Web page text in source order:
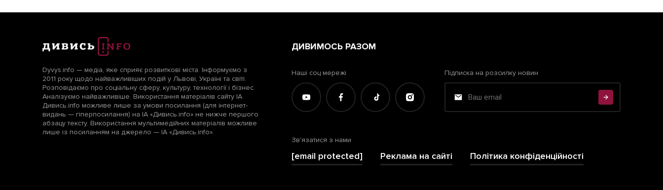
Dyvys.info — медіа, яке сприяє розвиткові міста. Інформуємо з
2011 року щодо найважливіших подій у Львові, Україні та світі.
Розповідаємо про соціальну сферу, культуру, технології і бізнес.
Аналізуємо найважливіше. Використання матеріалів сайту ІА
Дивись.info можливе лише за умови посилання (для інтернет-
видань — гіперпосилання) на ІА «Дивись.info» не нижче першого
абзацу тексту. Використання мультимедійних матеріалів можливе
лише із посиланням на джерело — ІА «Дивись.info».
ДИВИМОСЬ РАЗОМ
Наші соц мережі Підписка на розсилку новин
Зв'язатися з нами
[email protected] Реклама на сайті Політика конфіденційності